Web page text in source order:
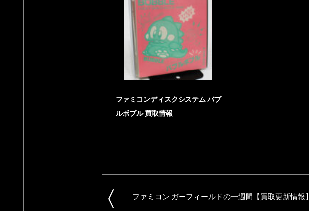
ファミコンディスクシステム バブ
ルボブル 買取情報
ファミコン ガーフィールドの一週間【買取更新情報】